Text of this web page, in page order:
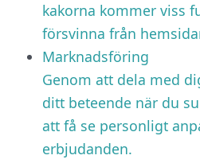
kakorna kommer viss
försvinna från
Marknadsföring
Genom att dela med
ditt beteende när du
att få se personligt
erbjudanden.